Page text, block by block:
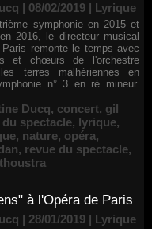
| 08/02/2019 | Lyrique
symphonie en 2015 et
2016, le directeur musical
remonte le temps avec
et chœurs de l'orchestre
terres malhériennes en
n° 3 en ré mineur.
Ducq, concert, gil
du spectacle, lyrique,
, nature, opéra,
, revue du spectacle,
à l'Opéra de Paris
| 28/01/2019 | Lyrique